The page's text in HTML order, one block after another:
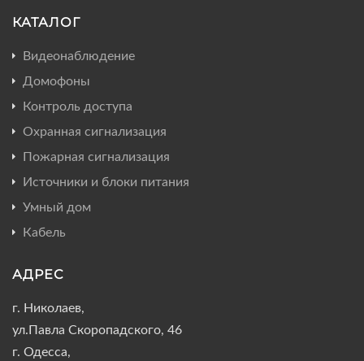
КАТАЛОГ
Видеонаблюдение
Домофоны
Контроль доступа
Охранная сигнализация
Пожарная сигнализация
Источники и блоки питания
Умный дом
Кабель
АДРЕС
г. Николаев,
ул.Павла Скоропадского, 46
г. Одесса,